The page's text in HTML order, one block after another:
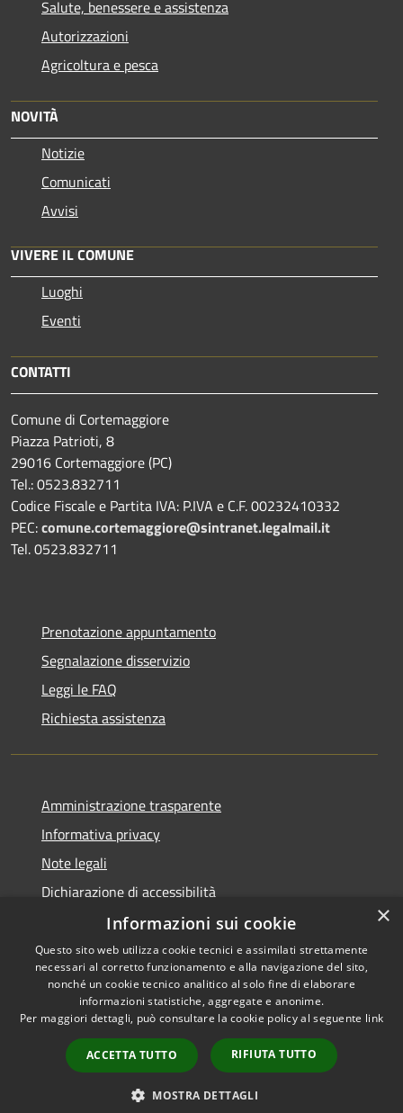
Salute, benessere e assistenza
Autorizzazioni
Agricoltura e pesca
NOVITÀ
Notizie
Comunicati
Avvisi
VIVERE IL COMUNE
Luoghi
Eventi
CONTATTI
Comune di Cortemaggiore
Piazza Patrioti, 8
29016 Cortemaggiore (PC)
Tel.: 0523.832711
Codice Fiscale e Partita IVA: P.IVA e C.F. 00232410332
PEC:comune.cortemaggiore@sintranet.legalmail.it
Tel. 0523.832711
Prenotazione appuntamento
Segnalazione disservizio
Leggi le FAQ
Richiesta assistenza
Amministrazione trasparente
Informativa privacy
Note legali
Dichiarazione di accessibilità
Accessibilità
Privacy
Mappa del sito
Meccanismo di Feedback
Copyright © 2026 • Comune di
Cortemaggiore • Powered by
Municipium•Accesso
redazione
×
Informazioni sui cookie
Questo sito web utilizza cookie tecnici e assimilati strettamente
necessari al corretto funzionamento e alla navigazione del sito,
nonché un cookie tecnico analitico al solo fine di elaborare
informazioni statistiche, aggregate e anonime.
Per maggiori dettagli, può consultare la cookie policy al seguente link
ACCETTA TUTTO RIFIUTA TUTTO
MOSTRA DETTAGLI